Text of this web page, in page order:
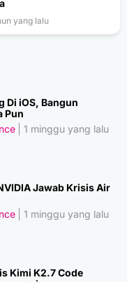
yang lalu
Di iOS, Bangun
Pun
1 minggu yang lalu
Jawab Krisis Air
1 minggu yang lalu
Kimi K2.7 Code